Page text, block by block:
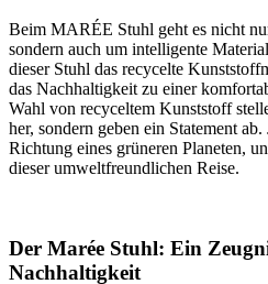
Beim MARÉE Stuhl geht es nicht
sondern auch um intelligente
dieser Stuhl das recycelte
das Nachhaltigkeit zu einer
Wahl von recyceltem Kunststoff
her, sondern geben ein Statement
Richtung eines grüneren Planeten,
dieser umweltfreundlichen Reise.
Der Marée Stuhl: Ein
Nachhaltigkeit